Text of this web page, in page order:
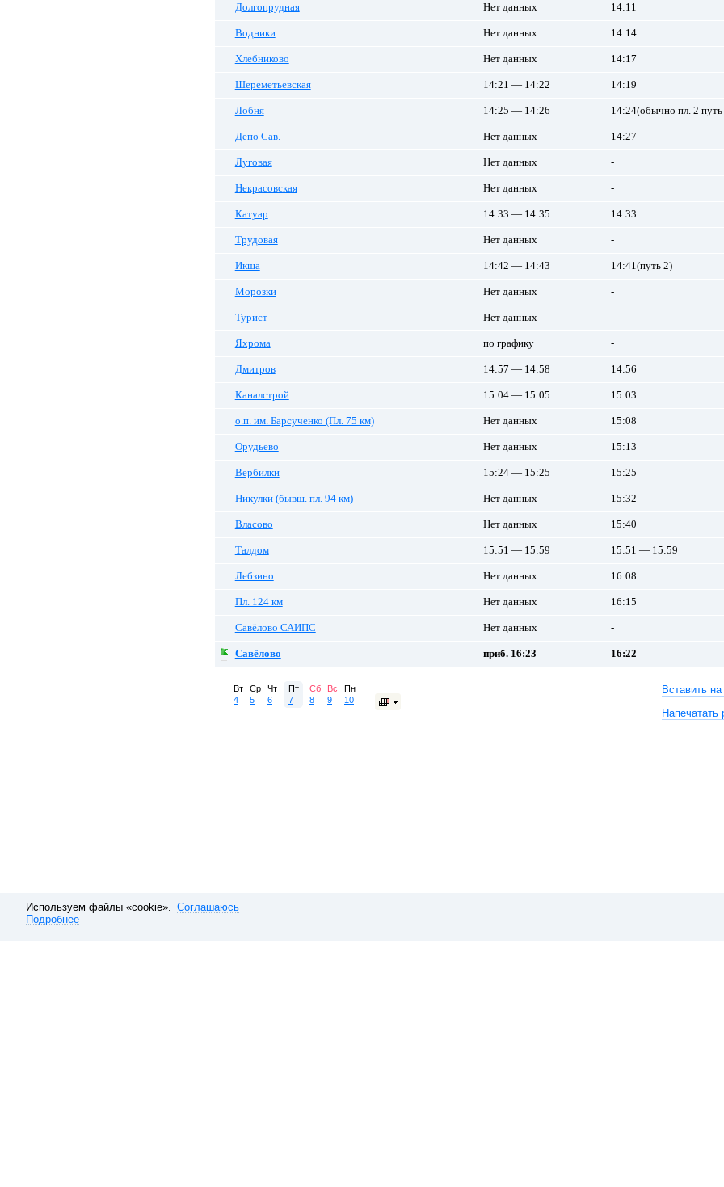
Долгопрудная Нет данных 14:11
Водники Нет данных 14:14
Хлебниково Нет данных 14:17
Шереметьевская 14:21 — 14:22 14:19
Лобня 14:25 — 14:26 14:24(обычно пл. 2 путь
Депо Сав. Нет данных 14:27
Луговая Нет данных -
Некрасовская Нет данных -
Катуар 14:33 — 14:35 14:33
Трудовая Нет данных -
Икша 14:42 — 14:43 14:41(путь 2)
Морозки Нет данных -
Турист Нет данных -
Яхрома по графику -
Дмитров 14:57 — 14:58 14:56
Каналстрой 15:04 — 15:05 15:03
о.п. им. Барсученко (Пл. 75 км) Нет данных 15:08
Орудьево Нет данных 15:13
Вербилки 15:24 — 15:25 15:25
Никулки (бывш. пл. 94 км) Нет данных 15:32
Власово Нет данных 15:40
Талдом 15:51 — 15:59 15:51 — 15:59
Лебзино Нет данных 16:08
Пл. 124 км Нет данных 16:15
Савёлово САИПС Нет данных -
Савёлово приб. 16:23 16:22
Вт
4
Ср
5
Чт
6
Пт
7
Сб
8
Вс
9
Пн
10
Вставить
Напечатать
Используем файлы «cookie». Соглашаюсь
Подробнее